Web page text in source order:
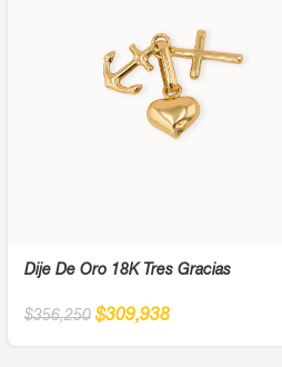
Dije De Oro 18K Tres Gracias
$356,250 $309,938